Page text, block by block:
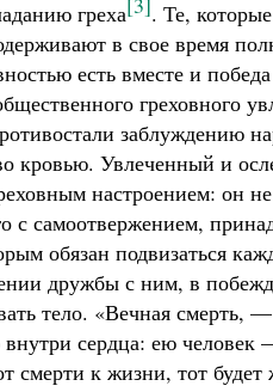
греха
. Те,
в свое время
есть вместе и
греховного
заблуждению
кровью. Увлеченный и
настроением: он
с самоотвержением,
обязан подвизаться
дружбы с ним, в
тело. «Вечная смерть,
сердца: ею человек
смерти к жизни, тот